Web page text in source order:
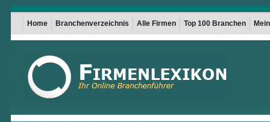
Home Branchenverzeichnis Alle Firmen Top 100 Branchen